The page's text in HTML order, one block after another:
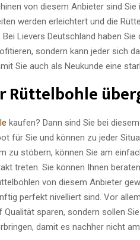
von diesem Anbieter sind
werden erleichtert und die
Lievers Deutschland haben
sondern kann jeder sich
Sie auch als Neukunde eine
Rüttelbohle
kaufen? Dann sind Sie bei
für Sie und können zu jeder
zu stöbern, können Sie am
treten. Sie können Ihnen
von diesem Anbieter
perfekt nivelliert sind. Vor
sparen, sondern sollen
damit es nachher nicht